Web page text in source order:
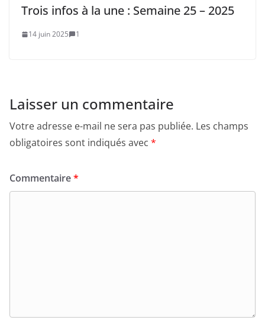
Trois infos à la une : Semaine 25 – 2025
14 juin 2025 1
Laisser un commentaire
Votre adresse e-mail ne sera pas publiée. Les champs
obligatoires sont indiqués avec *
Commentaire*